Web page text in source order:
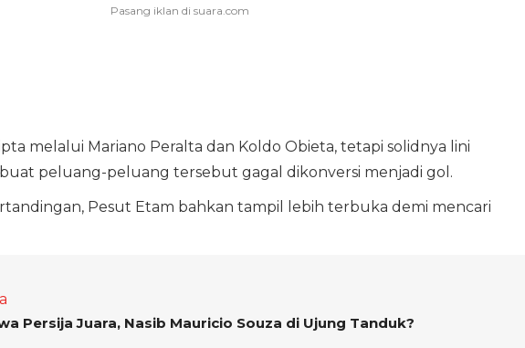
melalui Mariano Peralta dan Koldo Obieta, tetapi solidnya lini
peluang-peluang tersebut gagal dikonversi menjadi gol.
Pesut Etam bahkan tampil lebih terbuka demi mencari
Persija Juara, Nasib Mauricio Souza di Ujung Tanduk?